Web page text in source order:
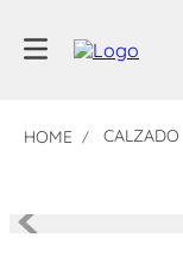
CALZADO